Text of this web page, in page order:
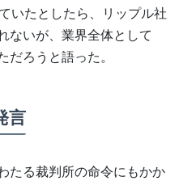
いたとしたら、リップル社
ないが、業界全体として
だろうと語った。
言
たる裁判所の命令にもかか